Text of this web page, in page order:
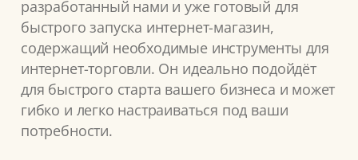
разработанный нами и уже готовый для
быстрого запуска интернет-магазин,
содержащий необходимые инструменты для
интернет-торговли. Он идеально подойдёт
для быстрого старта вашего бизнеса и может
гибко и легко настраиваться под ваши
потребности.